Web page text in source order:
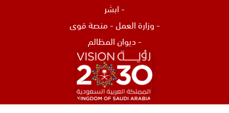
-ابشر
-وزارة العمل-منصة قوى
-ديوان المظالم